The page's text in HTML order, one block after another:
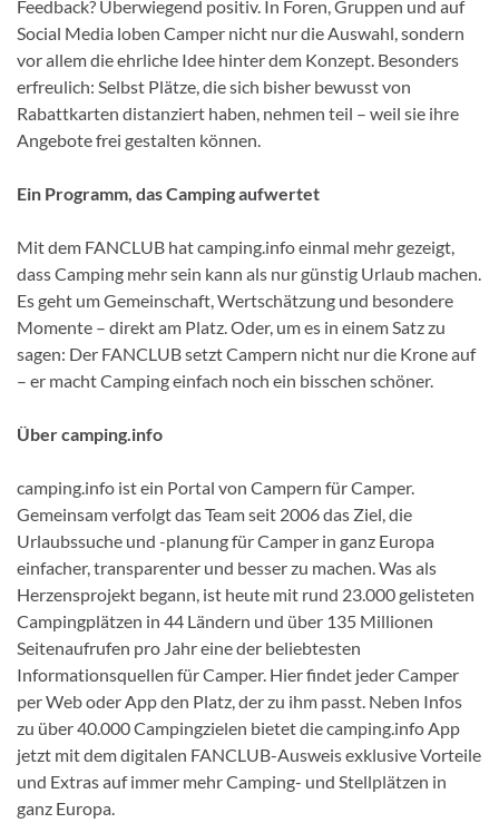
Feedback? Überwiegend positiv. In Foren, Gruppen und auf
Social Media loben Camper nicht nur die Auswahl, sondern
vor allem die ehrliche Idee hinter dem Konzept. Besonders
erfreulich: Selbst Plätze, die sich bisher bewusst von
Rabattkarten distanziert haben, nehmen teil – weil sie ihre
Angebote frei gestalten können.
Ein Programm, das Camping aufwertet
Mit dem FANCLUB hat camping.info einmal mehr gezeigt,
dass Camping mehr sein kann als nur günstig Urlaub machen.
Es geht um Gemeinschaft, Wertschätzung und besondere
Momente – direkt am Platz. Oder, um es in einem Satz zu
sagen: Der FANCLUB setzt Campern nicht nur die Krone auf
– er macht Camping einfach noch ein bisschen schöner.
Über camping.info
camping.info ist ein Portal von Campern für Camper.
Gemeinsam verfolgt das Team seit 2006 das Ziel, die
Urlaubssuche und -planung für Camper in ganz Europa
einfacher, transparenter und besser zu machen. Was als
Herzensprojekt begann, ist heute mit rund 23.000 gelisteten
Campingplätzen in 44 Ländern und über 135 Millionen
Seitenaufrufen pro Jahr eine der beliebtesten
Informationsquellen für Camper. Hier findet jeder Camper
per Web oder App den Platz, der zu ihm passt. Neben Infos
zu über 40.000 Campingzielen bietet die camping.info App
jetzt mit dem digitalen FANCLUB-Ausweis exklusive Vorteile
und Extras auf immer mehr Camping- und Stellplätzen in
ganz Europa.